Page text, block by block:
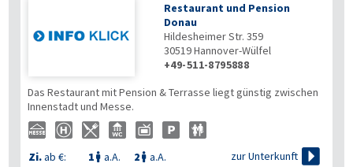
Restaurant und Pension
Donau
Hildesheimer Str. 359
30519Hannover-Wülfel
+49-511-8795888
Zi.ab €: 1  a.A. 2  a.A.
Das Restaurant mit Pension & Terrasse liegt günstig zwischen
Innenstadt und Messe.
zur Unterkunft 